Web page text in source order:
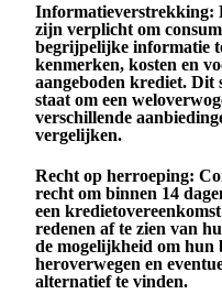
Informatieverstrekking:
zijn verplicht om
begrijpelijke informatie
kenmerken, kosten en
aangeboden krediet. Dit
staat om een
verschillende
vergelijken.
Recht op herroeping:
recht om binnen 14
een
redenen af te zien van
de mogelijkheid om hun
heroverwegen en
alternatief te vinden.